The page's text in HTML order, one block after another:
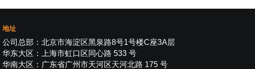
地址
公司总部：北京市海淀区黑泉路8号1号楼C座3A层
华东大区：上海市虹口区同心路 533 号
华南大区：广东省广州市天河区天河北路 175 号